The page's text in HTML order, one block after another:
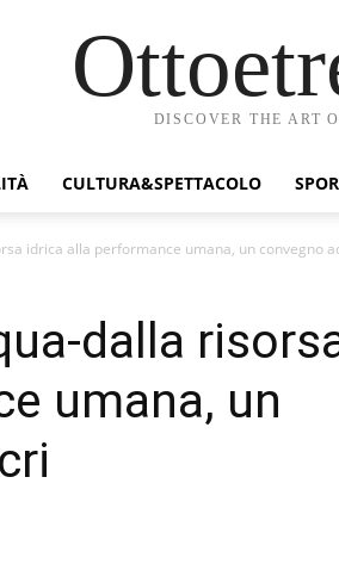
DISCOVER THE ART
CULTURA&SPETTACOLO
idrica alla performance umana, un convegno
dalla
umana, un